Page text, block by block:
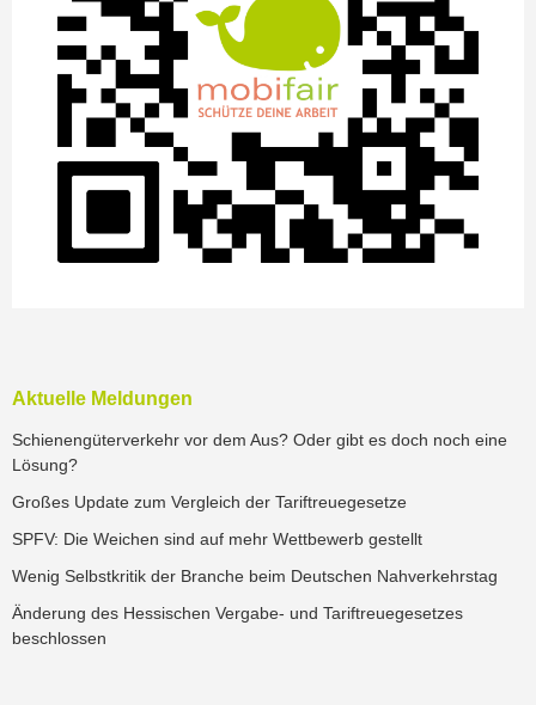
Aktuelle Meldungen
Schienengüterverkehr vor dem Aus? Oder gibt es doch noch eine
Lösung?
Großes Update zum Vergleich der Tariftreuegesetze
SPFV: Die Weichen sind auf mehr Wettbewerb gestellt
Wenig Selbstkritik der Branche beim Deutschen Nahverkehrstag
Änderung des Hessischen Vergabe- und Tariftreuegesetzes
beschlossen